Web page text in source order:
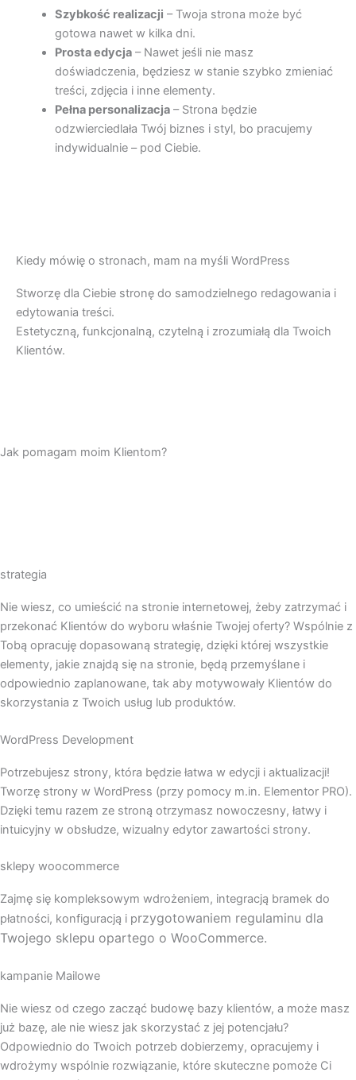
Szybkość realizacji – Twoja strona może być
gotowa nawet w kilka dni.
Prosta edycja– Nawet jeśli nie masz
doświadczenia, będziesz w stanie szybko zmieniać
treści, zdjęcia i inne elementy.
Pełna personalizacja– Strona będzie
odzwierciedlała Twój biznes i styl, bo pracujemy
indywidualnie – pod Ciebie.
Kiedy mówię o stronach, mam na myśli WordPress
Stworzę dla Ciebie stronę do samodzielnego redagowania i
edytowania treści.
Estetyczną, funkcjonalną, czytelną i zrozumiałą dla Twoich
Klientów.
Jak pomagam moim Klientom?
strategia
Nie wiesz, co umieścić na stronie internetowej, żeby zatrzymać i
przekonać Klientów do wyboru właśnie Twojej oferty? Wspólnie z
Tobą opracuję dopasowaną strategię, dzięki której wszystkie
elementy, jakie znajdą się na stronie, będą przemyślane i
odpowiednio zaplanowane, tak aby motywowały Klientów do
skorzystania z Twoich usług lub produktów.
WordPress Development
Potrzebujesz strony, która będzie łatwa w edycji i aktualizacji!
Tworzę strony w WordPress (przy pomocy m.in. Elementor PRO).
Dzięki temu razem ze stroną otrzymasz nowoczesny, łatwy i
intuicyjny w obsłudze, wizualny edytor zawartości strony.
sklepy woocommerce
Zajmę się kompleksowym wdrożeniem, integracją bramek do
płatności, konfiguracją i przygotowaniem regulaminu dla
Twojego sklepu opartego o WooCommerce.
kampanie Mailowe
Nie wiesz od czego zacząć budowę bazy klientów, a może masz
już bazę, ale nie wiesz jak skorzystać z jej potencjału?
Odpowiednio do Twoich potrzeb dobierzemy, opracujemy i
wdrożymy wspólnie rozwiązanie, które skuteczne pomoże Ci